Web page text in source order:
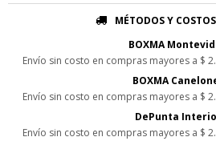
MÉTODOS Y
BOXMA
Envío sin costo en compras mayores a $
BOXMA
Envío sin costo en compras mayores a $
DePunta
Envío sin costo en compras mayores a $